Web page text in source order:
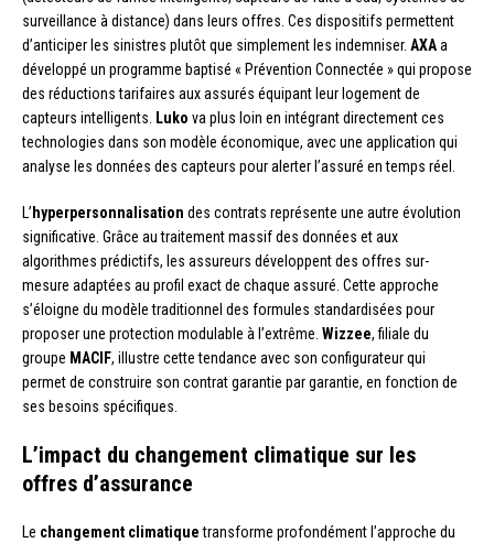
surveillance à distance) dans leurs offres. Ces dispositifs permettent
d’anticiper les sinistres plutôt que simplement les indemniser. AXAa
développé un programme baptisé « Prévention Connectée » qui propose
des réductions tarifaires aux assurés équipant leur logement de
capteurs intelligents.
Luko va plus loin en intégrant directement ces
technologies dans son modèle économique, avec une application qui
analyse les données des capteurs pour alerter l’assuré en temps réel.
L’ hyperpersonnalisation des contrats représente une autre évolution
significative. Grâce au traitement massif des données et aux
algorithmes prédictifs, les assureurs développent des offres sur-
mesure adaptées au profil exact de chaque assuré. Cette approche
s’éloigne du modèle traditionnel des formules standardisées pour
proposer une protection modulable à l’extrême. Wizzee, filiale du
groupe MACIF, illustre cette tendance avec son configurateur qui
permet de construire son contrat garantie par garantie, en fonction de
ses besoins spécifiques.
L’impact du changement climatique sur les
offres d’assurance
Le changement climatiquetransforme profondément l’approche du